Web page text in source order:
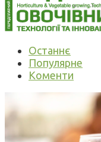
Останнє
Популярне
Коменти